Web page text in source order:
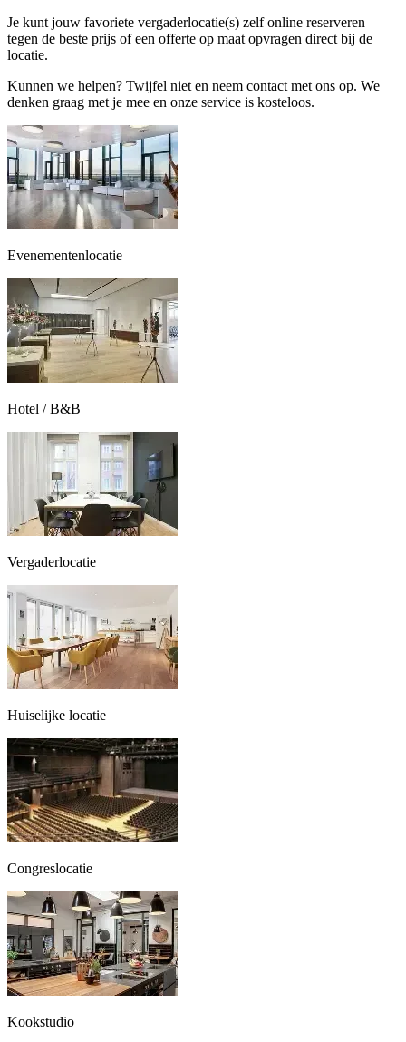
Je kunt jouw favoriete vergaderlocatie(s) zelf online reserveren
tegen de beste prijs of een offerte op maat opvragen direct bij de
locatie.
Kunnen we helpen? Twijfel niet en neem contact met ons op. We
denken graag met je mee en onze service is kosteloos.
Evenementenlocatie
Hotel / B&B
Vergaderlocatie
Huiselijke locatie
Congreslocatie
Kookstudio